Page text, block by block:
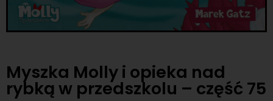
Myszka Molly i opieka nad
rybką w przedszkolu – część 75